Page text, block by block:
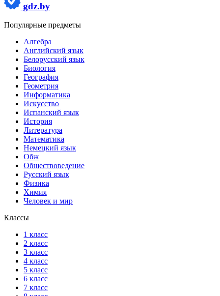
gdz.by
Популярные предметы
Алгебра
Английский язык
Белорусский язык
Биология
География
Геометрия
Информатика
Искусство
Испанский язык
История
Литература
Математика
Немецкий язык
Обж
Обществоведение
Русский язык
Физика
Химия
Человек и мир
Классы
1 класс
2 класс
3 класс
4 класс
5 класс
6 класс
7 класс